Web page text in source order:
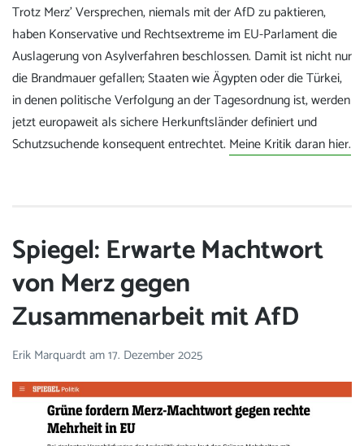
Trotz Merz’ Versprechen, niemals mit der AfD zu paktieren,
haben Konservative und Rechtsextreme im EU-Parlament die
Auslagerung von Asylverfahren beschlossen. Damit ist nicht nur
die Brandmauer gefallen; Staaten wie Ägypten oder die Türkei,
in denen politische Verfolgung an der Tagesordnung ist, werden
jetzt europaweit als sichere Herkunftsländer definiert und
Schutzsuchende konsequent entrechtet. Meine Kritik daran hier.
Spiegel: Erwarte Machtwort
von Merz gegen
Zusammenarbeit mit AfD
Erik Marquardtam17. Dezember 2025